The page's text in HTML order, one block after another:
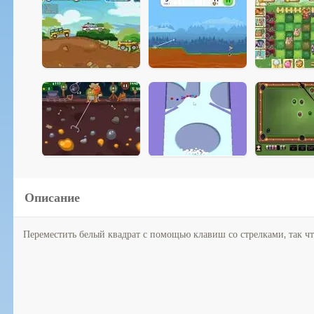
Описание
Переместить белый квадрат с помощью клавиш со стрелками, так